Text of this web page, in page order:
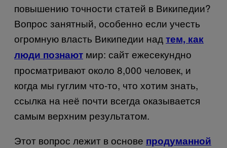
повышению точности статей в Википедии?
Вопрос занятный, особенно если учесть
огромную власть Википедии над тем, как
люди познают мир: сайт ежесекундно
просматривают около 8,000 человек, и
когда мы гуглим что-то, что хотим знать,
ссылка на неё почти всегда оказывается
самым верхним результатом.
Этот вопрос лежит в основе продуманной